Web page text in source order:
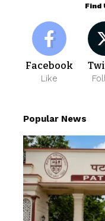
Find
Facebook
Like
Popular News